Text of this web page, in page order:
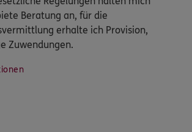
Beratung an, für die
erhalte ich Provision,
Zuwendungen.